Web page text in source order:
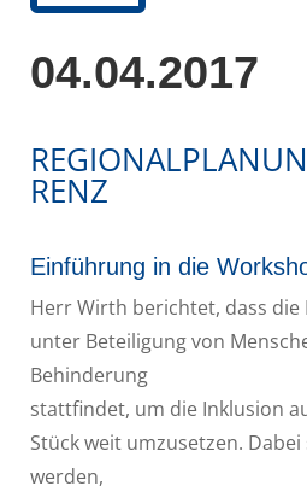
04.04.2017
RENZ
Einführung in die
Herr Wirth berichtet, dass die
unter Beteiligung von
Behinderung
stattfindet, um die Inklusion
Stück weit umzusetzen.
werden,